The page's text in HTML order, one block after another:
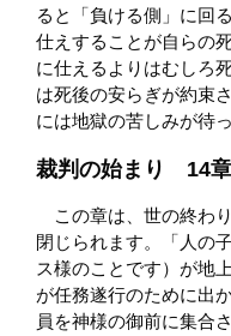
ると「負ける側」に回
仕えすることが自らの
に仕えるよりはむしろ
は死後の安らぎが約束
には地獄の苦しみが
裁判の始まり 14
この章は、世の終わ
閉じられます。「人の
ス様のことです）が地
が任務遂行のために出
員を神様の御前に集合